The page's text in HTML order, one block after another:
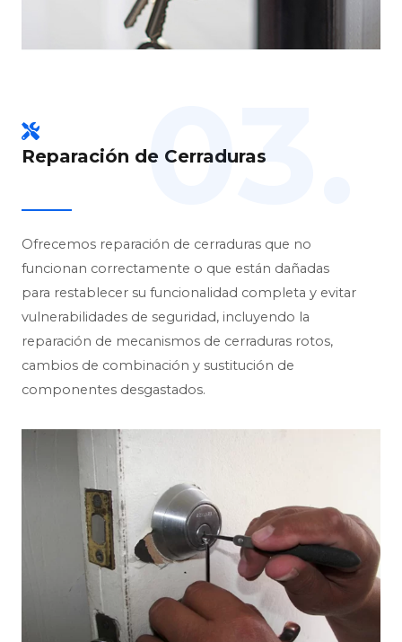
Reparación de Cerraduras
03.
Ofrecemos reparación de cerraduras que no
funcionan correctamente o que están dañadas
para restablecer su funcionalidad completa y evitar
vulnerabilidades de seguridad, incluyendo la
reparación de mecanismos de cerraduras rotos,
cambios de combinación y sustitución de
componentes desgastados.